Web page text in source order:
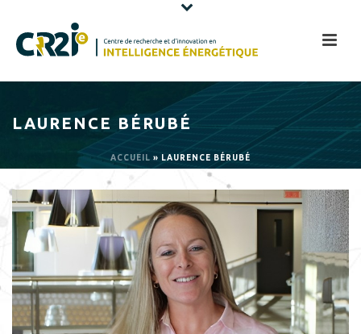
LAURENCE BÉRUBÉ
ACCUEIL » LAURENCE BÉRUBÉ